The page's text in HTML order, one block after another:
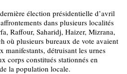
élection présidentielle d’avril
dans plusieurs localités
Raffour, Saharidj, Haizer, Mizrana,
où plusieurs bureaux de vote avaient
manifestants, détruisant les urnes
corps constitués stationnés en
la population locale.